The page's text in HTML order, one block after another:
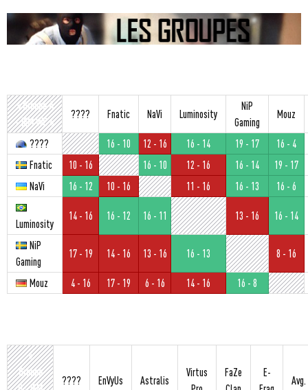
» Groupe A
- IEM WC «
???? Fnatic NaVi Luminosity
NiP
Gaming
Mouz
???? 16 - 10 12 - 16 16 - 14 19 - 17
16 - 4
Fnatic
10 - 16 16 - 10 12 - 16 16 - 14
19 - 17
NaVi
16 - 12 10 - 16 11 - 16 16 - 13 16 - 6
Luminosity
14 - 16 16 - 12 16 - 11 13 - 16 16 - 14
NiP
Gaming
17 - 19 14 - 16 13 - 16 16 - 13 8 - 16
Mouz 4 - 16 17 - 19 6 - 16 14 - 16 16 - 8
»
Groupe
???? EnVyUs Astralis
Virtus
FaZe
E-
Avg.